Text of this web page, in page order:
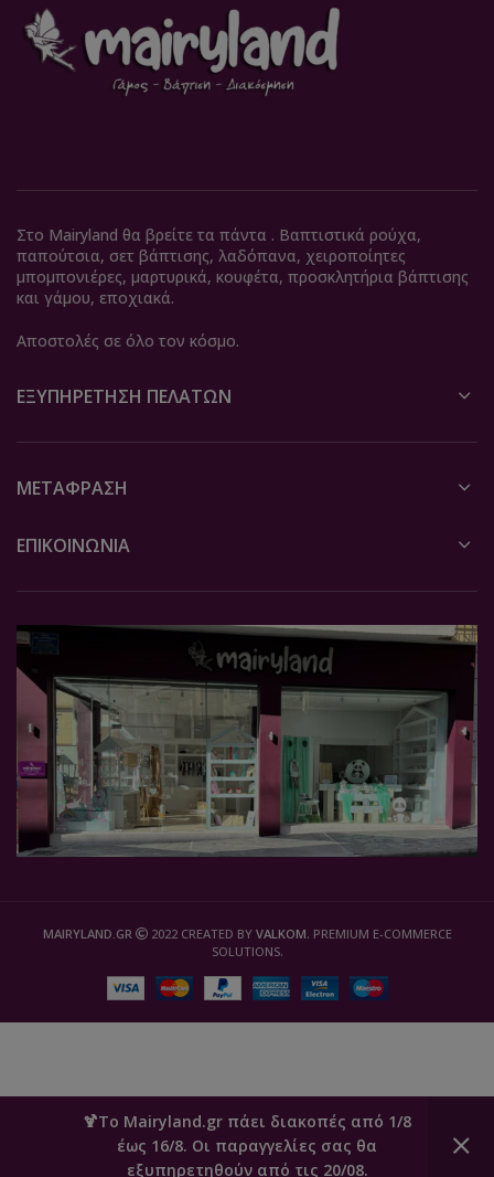
🍹Το Mairyland.gr πάει διακοπές από 1/8
έως 16/8. Οι παραγγελίες σας θα
εξυπηρετηθούν από τις 20/08.
Στο Mairyland θα βρείτε τα πάντα . Βαπτιστικά ρούχα,
παπούτσια, σετ βάπτισης, λαδόπανα, χειροποίητες
μπομπονιέρες, μαρτυρικά, κουφέτα, προσκλητήρια βάπτισης
και γάμου, εποχιακά.
Αποστολές σε όλο τον κόσμο.
ΕΞΥΠΗΡΈΤΗΣΗ ΠΕΛΑΤΏΝ
ΜΕΤΆΦΡΑΣΗ
ΕΠΙΚΟΙΝΩΝΙΑ
MAIRYLAND.GR 2022 CREATED BY VALKOM. PREMIUM E-COMMERCE
SOLUTIONS.
0